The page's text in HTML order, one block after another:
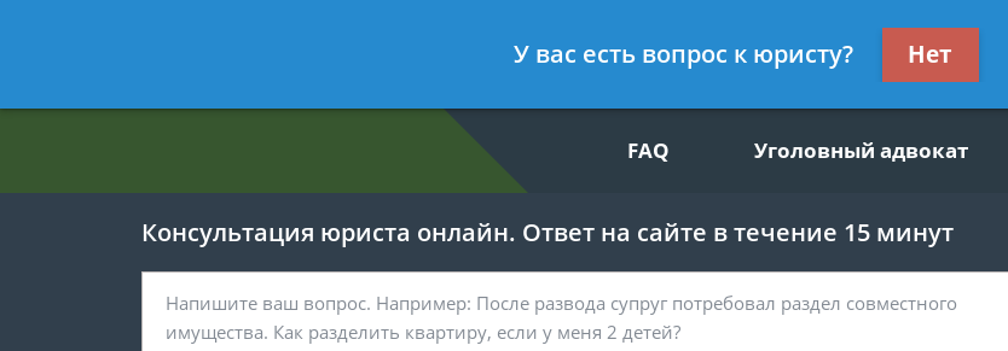
- Юрист по общим вопросам, гражданский юрист
FAQ Уголовный адвокат
Консультация юриста онлайн. Ответ на сайте в течение 15 минут
У вас есть вопрос к юристу? Нет